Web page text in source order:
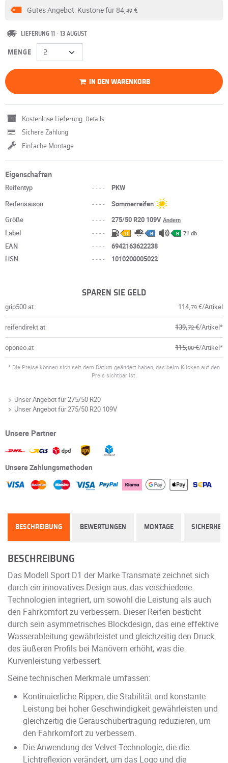
Gutes Angebot: Kustone für 84,49€
LIEFERUNG 11 - 13 AUGUST
MENGE
IN DEN WARENKORB
Kostenlose Lieferung. Details
Sichere Zahlung
Einfache Montage
Eigenschaften
Reifentyp ----
PKW
Reifensaison
----
Sommerreifen
Größe
---- 275/50 R20 109VÄndern
Label ---- D B B 71 db
EAN ----
6942163622238
HSN
---- 1010200005022
SPAREN SIE GELD
grip500.at 114,79 €/Artikel
reifendirekt.at 139,72€/Artikel*
oponeo.at 115,00€/Artikel*
* Die Preise können sich seit dem Datum geändert haben, das beim Klicken auf den
Preis sichtbar ist.
Unser Angebot für 275/50 R20
Unser Angebot für 275/50 R20 109V
Unsere Partner
Unsere Zahlungsmethoden
BESCHREIBUNG BEWERTUNGEN MONTAGE SICHERHEIT
BESCHREIBUNG
Das Modell Sport D1 der Marke Transmate zeichnet sich
durch ein innovatives Design aus, das verschiedene
Technologien integriert, um sowohl die Leistung als auch
den Fahrkomfort zu verbessern. Dieser Reifen besticht
durch sein asymmetrisches Blockdesign, das eine effektive
Wasserableitung gewährleistet und gleichzeitig den Druck
des äußeren Profils bei Manövern erhöht, was die
Kurvenleistung verbessert.
Seine technischen Merkmale umfassen:
Kontinuierliche Rippen, die Stabilität und konstante
Leistung bei hoher Geschwindigkeit gewährleisten und
gleichzeitig die Geräuschübertragung reduzieren, um
den Fahrkomfort zu verbessern.
Die Anwendung der Velvet-Technologie, die die
Lichtreflexion verändert, um das Logo und die